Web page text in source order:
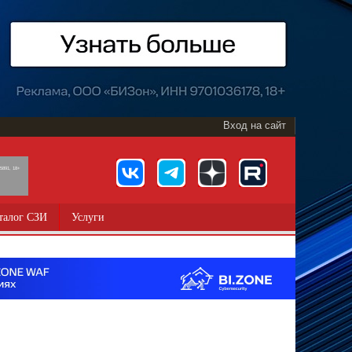
Вход на сайт
18+
СЗИ Услуги